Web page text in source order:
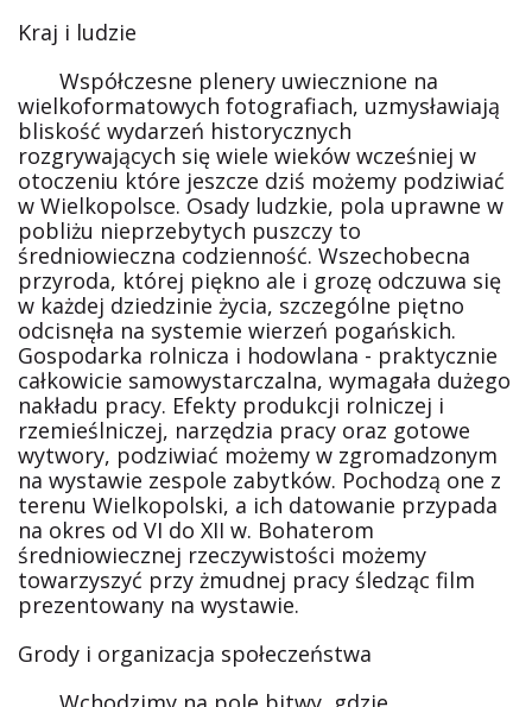
Kraj i ludzie
Współczesne plenery uwiecznione na
wielkoformatowych fotografiach, uzmysławiają
bliskość wydarzeń historycznych
rozgrywających się wiele wieków wcześniej w
otoczeniu które jeszcze dziś możemy podziwiać
w Wielkopolsce. Osady ludzkie, pola uprawne w
pobliżu nieprzebytych puszczy to
średniowieczna codzienność. Wszechobecna
przyroda, której piękno ale i grozę odczuwa się
w każdej dziedzinie życia, szczególne piętno
odcisnęła na systemie wierzeń pogańskich.
Gospodarka rolnicza i hodowlana - praktycznie
całkowicie samowystarczalna, wymagała dużego
nakładu pracy. Efekty produkcji rolniczej i
rzemieślniczej, narzędzia pracy oraz gotowe
wytwory, podziwiać możemy w zgromadzonym
na wystawie zespole zabytków. Pochodzą one z
terenu Wielkopolski, a ich datowanie przypada
na okres od VI do XII w. Bohaterom
średniowiecznej rzeczywistości możemy
towarzyszyć przy żmudnej pracy śledząc film
prezentowany na wystawie.
Grody i organizacja społeczeństwa